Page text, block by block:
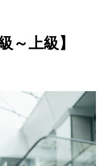
上級】